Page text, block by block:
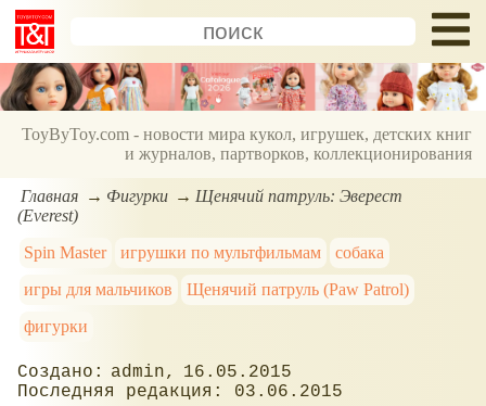
ToyByToy.com - новости мира кукол, игрушек, детских книг
и журналов, партворков, коллекционирования
Главная Фигурки
Щенячий патруль: Эверест
(Everest)
Spin Master
игрушки по мультфильмам
собака
игры для мальчиков
Щенячий патруль (Paw Patrol)
фигурки
admin
16.05.2015
03.06.2015